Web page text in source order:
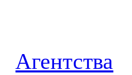
Агентства